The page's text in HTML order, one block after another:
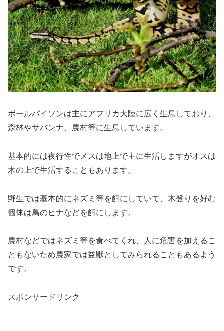
ボールパイソンは主にアフリカ大陸に広く生息しており、
森林やサバンナ、農村等に生息しています。
基本的には夜行性でメスは地上で主に生活しますがオスは
木の上で生活することもあります。
野生では基本的にネズミ等を餌にしていて、木登りを好む
個体は鳥のヒナなどを餌にします。
農村などではネズミ等を食べてくれ、人に危害を加えるこ
ともないため農家では益獣としてみられることもあるよう
です。
スポンサードリンク